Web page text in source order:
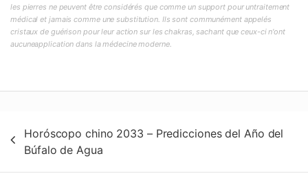
les pierres ne peuvent être considérés que comme un support pour untraitement
médical et jamais comme une substitution. Ils sont communément appelés
cristaux de guérison pour leur action sur les chakras, sachant que ceux-ci n'ont
aucuneapplication dans la médecine moderne.
de
Horóscopo chino 2033 – Predicciones del Año del
Búfalo de Agua